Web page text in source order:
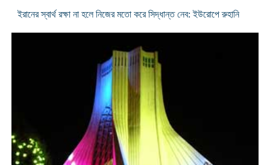
ইরানের স্বার্থ রক্ষা না হলে নিজের মতো করে সিদ্ধান্ত নেব: ইউরোপে রুহানি